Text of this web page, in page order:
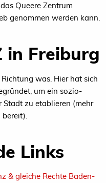
Queere Zentrum
genommen werden kann.
in Freiburg
was. Hier hat sich
um ein sozio-
Stadt zu etablieren (mehr
bereit).
Links
& gleiche Rechte Baden-